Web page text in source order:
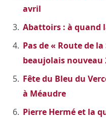
avril
Abattoirs : à quand
Pas de « Route de
beaujolais nouveau
Fête du Bleu du
à Méaudre
Pierre Hermé et la